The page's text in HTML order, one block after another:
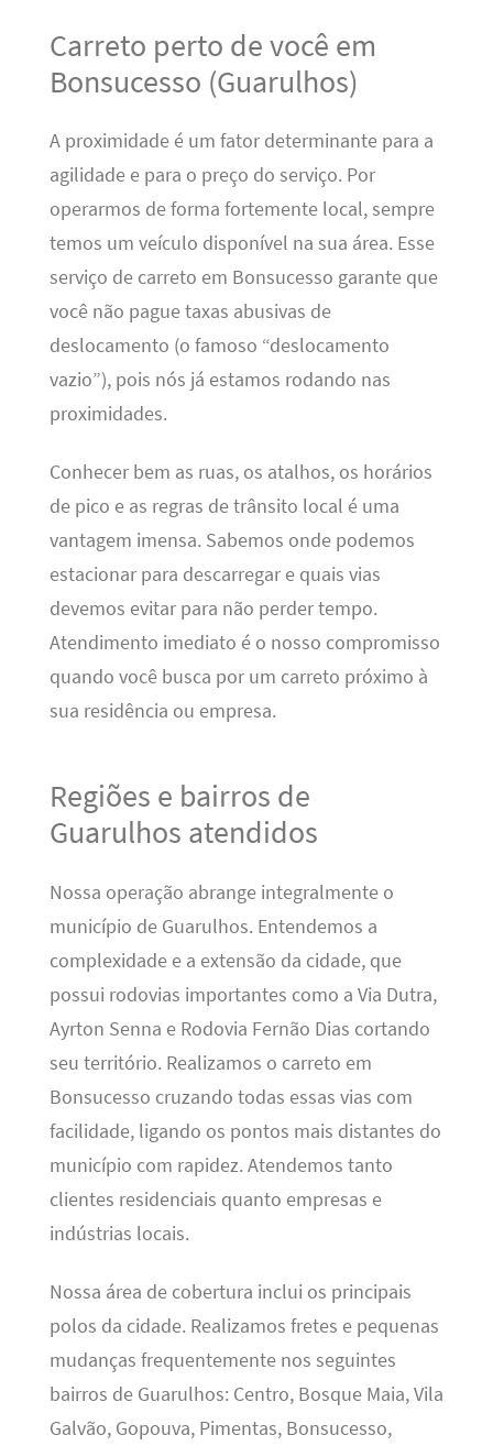
Carreto perto de você em
Bonsucesso (Guarulhos)
A proximidade é um fator determinante para a
agilidade e para o preço do serviço. Por
operarmos de forma fortemente local, sempre
temos um veículo disponível na sua área. Esse
serviço de carreto em Bonsucesso garante que
você não pague taxas abusivas de
deslocamento (o famoso “deslocamento
vazio”), pois nós já estamos rodando nas
proximidades.
Conhecer bem as ruas, os atalhos, os horários
de pico e as regras de trânsito local é uma
vantagem imensa. Sabemos onde podemos
estacionar para descarregar e quais vias
devemos evitar para não perder tempo.
Atendimento imediato é o nosso compromisso
quando você busca por um carreto próximo à
sua residência ou empresa.
Regiões e bairros de
Guarulhos atendidos
Nossa operação abrange integralmente o
município de Guarulhos. Entendemos a
complexidade e a extensão da cidade, que
possui rodovias importantes como a Via Dutra,
Ayrton Senna e Rodovia Fernão Dias cortando
seu território. Realizamos o carreto em
Bonsucesso cruzando todas essas vias com
facilidade, ligando os pontos mais distantes do
município com rapidez. Atendemos tanto
clientes residenciais quanto empresas e
indústrias locais.
Nossa área de cobertura inclui os principais
polos da cidade. Realizamos fretes e pequenas
mudanças frequentemente nos seguintes
bairros de Guarulhos: Centro, Bosque Maia, Vila
Galvão, Gopouva, Pimentas, Bonsucesso,